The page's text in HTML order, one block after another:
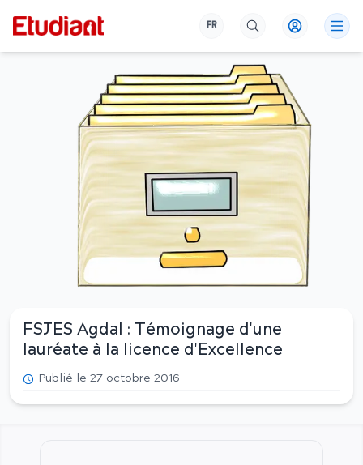
FR
FSJES Agdal : Témoignage d'une
lauréate à la licence d'Excellence
Publié le 27 octobre 2016